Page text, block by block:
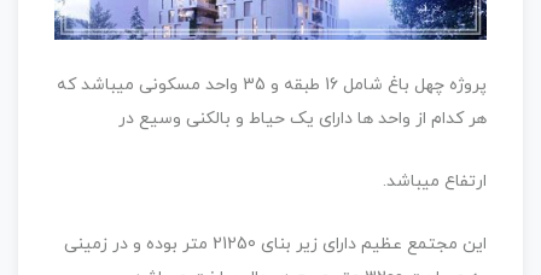
پروژه چهل باغ شامل 16 طبقه و 35 واحد مسکونی میباشد که
هر کدام از واحد ها دارای یک حیاط و بالکنی وسیع در
ارتفاع میباشد.
این مجتمع عظیم دارای زیر بنای 21250 متر بوده و در زمینی